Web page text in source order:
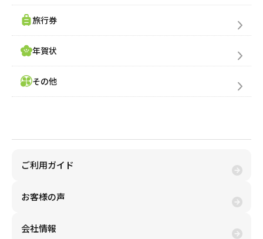
旅行券
年賀状
その他
ご利用ガイド
お客様の声
会社情報